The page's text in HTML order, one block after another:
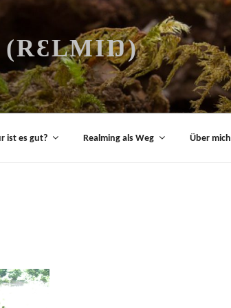
(RƐLMIŊ)
ist es gut? Realming als Weg Über mich